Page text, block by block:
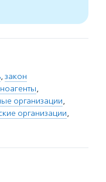
, закон
,
организации,
организации,